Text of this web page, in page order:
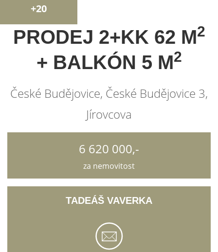
+20
PRODEJ 2+KK 62 M2
+ BALKÓN 5 M2
České Budějovice, České Budějovice 3,
Jírovcova
6 620 000,-
za nemovitost
TADEÁŠ VAVERKA